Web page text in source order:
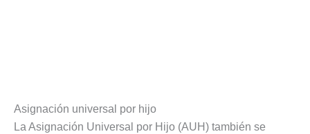
Asignación universal por hijo
La Asignación Universal por Hijo (AUH) también se